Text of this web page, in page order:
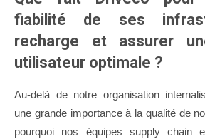
fiabilité de ses
recharge et assurer
utilisateur optimale ?
Au-delà de notre organisation
une grande importance à la qualité de
pourquoi nos équipes supply chain